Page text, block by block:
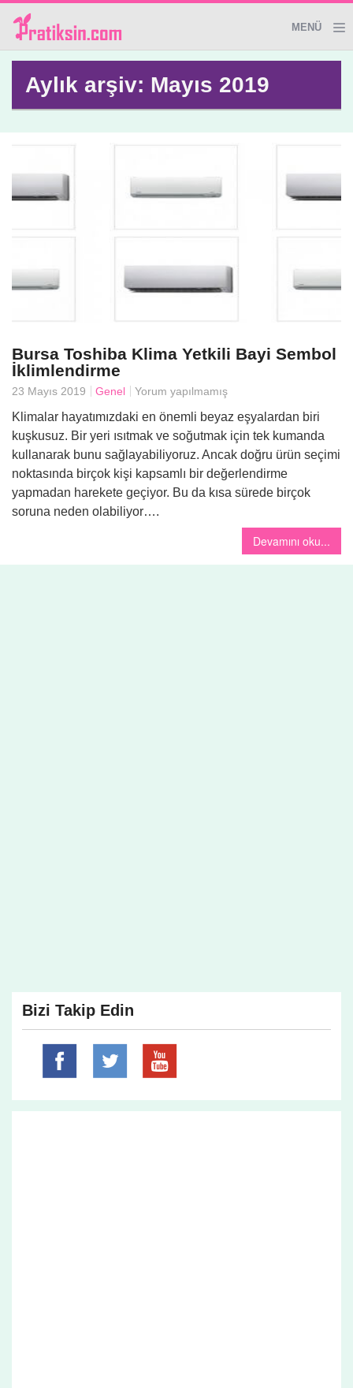
MENÜ
Evde Güzellik
Yemek
Aylık arşiv: Mayıs 2019
Bursa Toshiba Klima Yetkili Bayi Sembol
İklimlendirme
23 Mayıs 2019 Genel Yorum yapılmamış
Klimalar hayatımızdaki en önemli beyaz eşyalardan biri
kuşkusuz. Bir yeri ısıtmak ve soğutmak için tek kumanda
kullanarak bunu sağlayabiliyoruz. Ancak doğru ürün seçimi
noktasında birçok kişi kapsamlı bir değerlendirme
yapmadan harekete geçiyor. Bu da kısa sürede birçok
soruna neden olabiliyor….
Devamını oku...
Bizi Takip Edin